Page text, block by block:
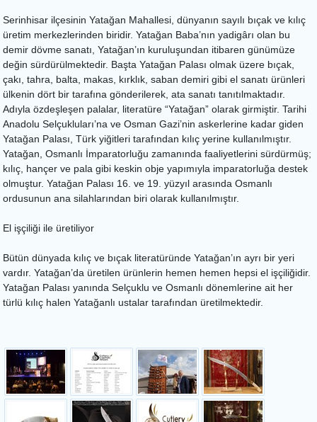
Serinhisar ilçesinin Yatağan Mahallesi, dünyanın sayılı bıçak ve kılıç
üretim merkezlerinden biridir. Yatağan Baba’nın yadigârı olan bu
demir dövme sanatı, Yatağan’ın kuruluşundan itibaren günümüze
değin sürdürülmektedir. Başta Yatağan Palası olmak üzere bıçak,
çakı, tahra, balta, makas, kırklık, saban demiri gibi el sanatı ürünleri
ülkenin dört bir tarafına gönderilerek, ata sanatı tanıtılmaktadır.
Adıyla özdeşleşen palalar, literatüre “Yatağan” olarak girmiştir. Tarihi
Anadolu Selçukluları’na ve Osman Gazi’nin askerlerine kadar giden
Yatağan Palası, Türk yiğitleri tarafından kılıç yerine kullanılmıştır.
Yatağan, Osmanlı İmparatorluğu zamanında faaliyetlerini sürdürmüş;
kılıç, hançer ve pala gibi keskin obje yapımıyla imparatorluğa destek
olmuştur. Yatağan Palası 16. ve 19. yüzyıl arasında Osmanlı
ordusunun ana silahlarından biri olarak kullanılmıştır.
El işçiliği ile üretiliyor
Bütün dünyada kılıç ve bıçak literatüründe Yatağan’ın ayrı bir yeri
vardır. Yatağan’da üretilen ürünlerin hemen hemen hepsi el işçiliğidir.
Yatağan Palası yanında Selçuklu ve Osmanlı dönemlerine ait her
türlü kılıç halen Yatağanlı ustalar tarafından üretilmektedir.